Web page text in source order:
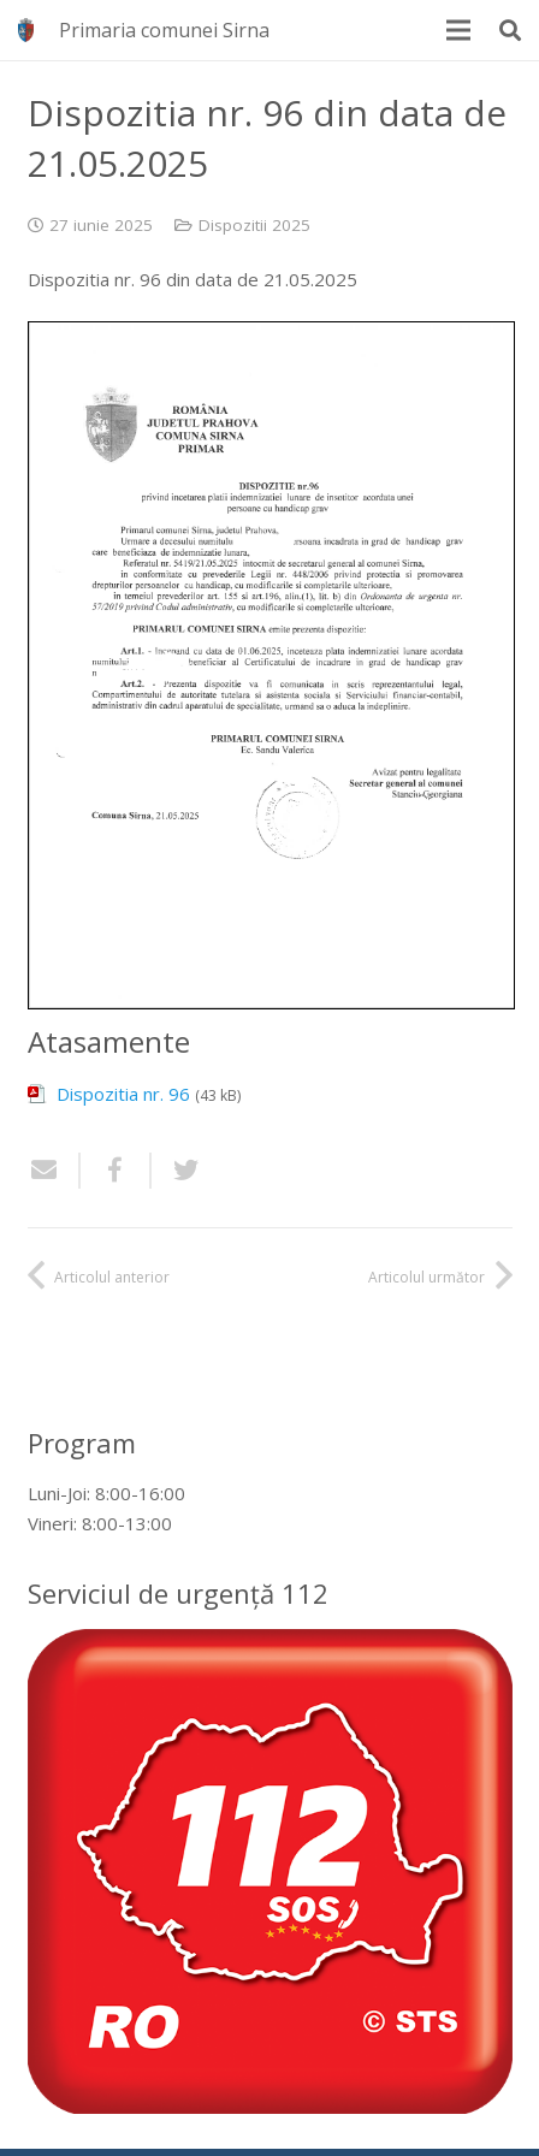
Primaria comunei Sirna
Dispozitia nr. 96 din data de
21.05.2025
27 iunie 2025 Dispozitii 2025
Dispozitia nr. 96 din data de 21.05.2025
Atasamente
Dispozitia nr. 96 (43 kB)
Articolul anterior Articolul următor
Program
Luni-Joi: 8:00-16:00
Vineri: 8:00-13:00
Serviciul de urgență 112